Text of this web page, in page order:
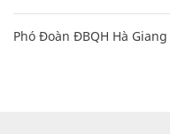
Phó Đoàn ĐBQH Hà